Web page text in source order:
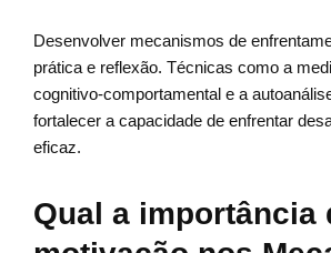
Desenvolver mecanismos de
prática e reflexão. Técnicas como a
cognitivo-comportamental e a
fortalecer a capacidade de enfrentar
eficaz.
Qual a importância